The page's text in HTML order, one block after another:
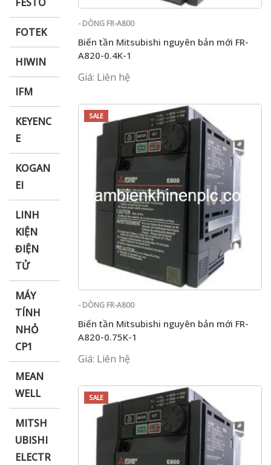
FOTEK
HIWIN
IFM
KEYENC
E
KOGAN
EI
LINH
KIỆN
ĐIỆN
TỬ
MÁY
TÍNH
NHỎ
CP1
MEAN
WELL
MITSH
UBISHI
ELECTR
- DÒNG FR-A800
Biến tần Mitsubishi nguyên bản mới FR-
A820-0.4K-1
Giá: Liên hệ
SALE
- DÒNG FR-A800
Biến tần Mitsubishi nguyên bản mới FR-
A820-0.75K-1
Giá: Liên hệ
SALE